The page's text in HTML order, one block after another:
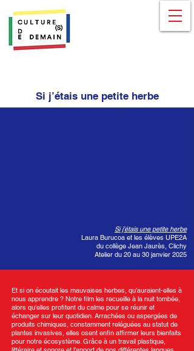
Si j’étais une petite herbe
Si j’étais une petite herbe
Laura Burucoa et les élèves UPE2A
du collège Jean Jaurès, Clichy
Atelier du 20 au 30 janvier 2025
Et si on écoutait les mauvaises herbes, qu’auraient-elles à
nous apprendre ? Notre film les recueille à la nuit tombée,
alors qu’elles profitent du calme pour se réunir et
échanger sur leur quotidien. Arrachées ou aspergées de
produits chimiques, constamment reléguées au statut de
plantes invasives, elles osent enfin affirmer leurs bienfaits
pour notre écosystème. Grâce à un travail plastique,